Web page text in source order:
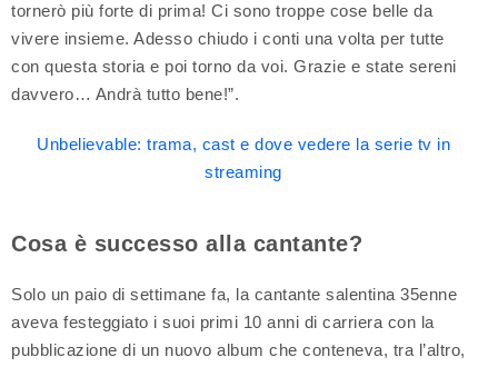
tornerò più forte di prima! Ci sono troppe cose belle da
vivere insieme. Adesso chiudo i conti una volta per tutte
con questa storia e poi torno da voi. Grazie e state sereni
davvero… Andrà tutto bene!”.
Unbelievable: trama, cast e dove vedere la serie tv in
streaming
Cosa è successo alla cantante?
Solo un paio di settimane fa, la cantante salentina 35enne
aveva festeggiato i suoi primi 10 anni di carriera con la
pubblicazione di un nuovo album che conteneva, tra l’altro,